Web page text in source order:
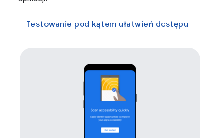
Testowanie pod kątem ułatwień dostępu